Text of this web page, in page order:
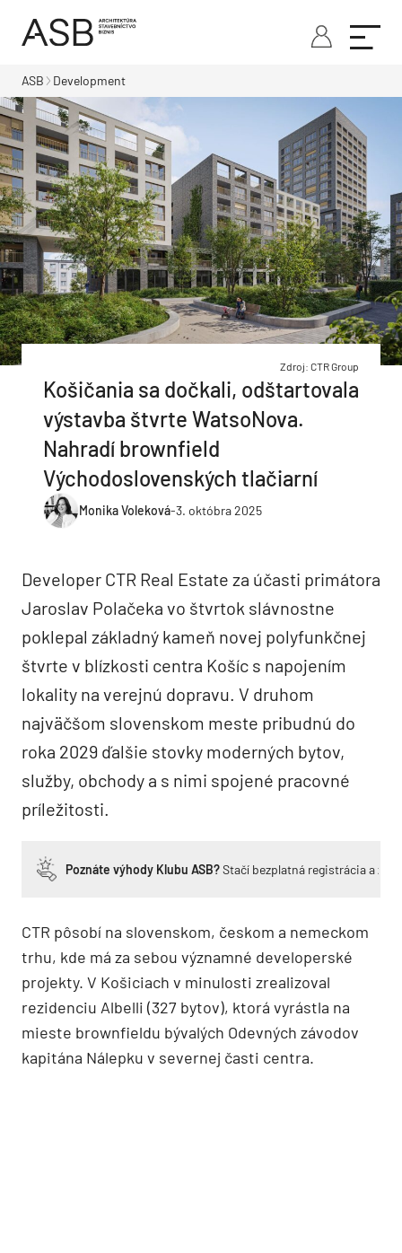
ASB Development
Zdroj: CTR Group
Košičania sa dočkali, odštartovala
výstavba štvrte WatsoNova.
Nahradí brownfield
Východoslovenských tlačiarní
Monika Voleková-3. októbra 2025
Developer CTR Real Estate za účasti primátora
Jaroslav Polačeka vo štvrtok slávnostne
poklepal základný kameň novej polyfunkčnej
štvrte v blízkosti centra Košíc s napojením
lokality na verejnú dopravu. V druhom
najväčšom slovenskom meste pribudnú do
roka 2029 ďalšie stovky moderných bytov,
služby, obchody a s nimi spojené pracovné
príležitosti.
Poznáte výhody Klubu ASB?Stačí bezplatná registrácia a
CTR pôsobí na slovenskom, českom a nemeckom
trhu, kde má za sebou významné developerské
projekty. V Košiciach v minulosti zrealizoval
rezidenciu Albelli (327 bytov), ktorá vyrástla na
mieste brownfieldu bývalých Odevných závodov
kapitána Nálepku v severnej časti centra.